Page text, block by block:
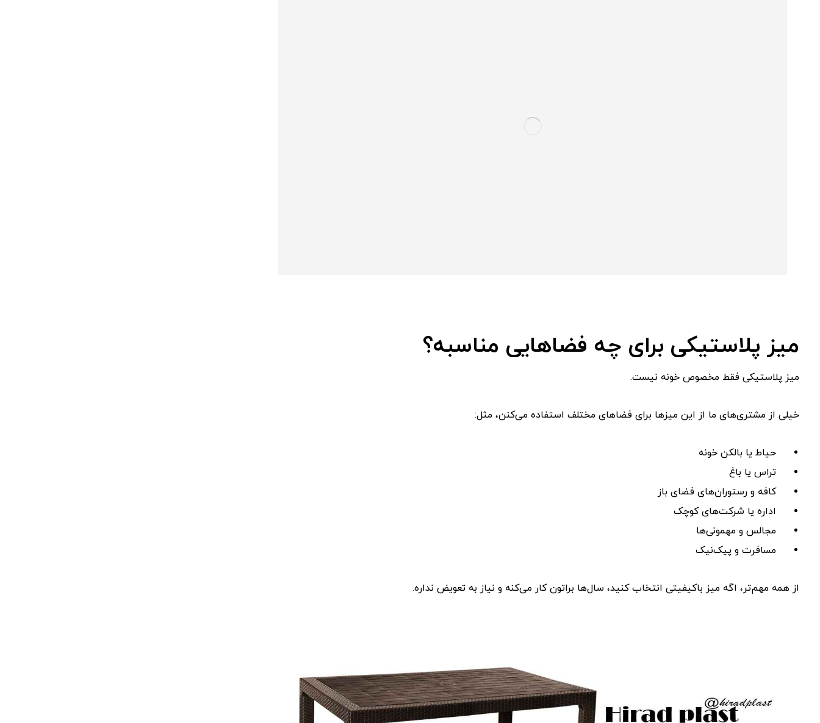
میز پلاستیکی برای چه فضاهایی مناسبه؟
میز پلاستیکی فقط مخصوص خونه نیست.
خیلی از مشتری‌های ما از این میزها برای فضاهای مختلف استفاده می‌کنن، مثل:
حیاط یا بالکن خونه
تراس یا باغ
کافه و رستوران‌های فضای باز
اداره یا شرکت‌های کوچک
مجالس و مهمونی‌ها
مسافرت و پیک‌نیک
از همه مهم‌تر، اگه میز باکیفیتی انتخاب کنید، سال‌ها براتون کار می‌کنه و نیاز به تعویض نداره.